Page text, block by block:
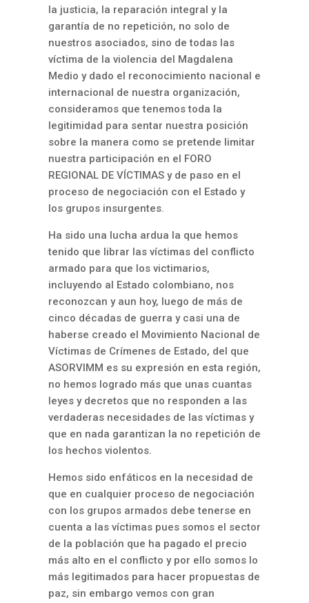
la justicia, la reparación integral y la
garantía de no repetición, no solo de
nuestros asociados, sino de todas las
víctima de la violencia del Magdalena
Medio y dado el reconocimiento nacional e
internacional de nuestra organización,
consideramos que tenemos toda la
legitimidad para sentar nuestra posición
sobre la manera como se pretende limitar
nuestra participación en el FORO
REGIONAL DE VÍCTIMAS y de paso en el
proceso de negociación con el Estado y
los grupos insurgentes.
Ha sido una lucha ardua la que hemos
tenido que librar las víctimas del conflicto
armado para que los victimarios,
incluyendo al Estado colombiano, nos
reconozcan y aun hoy, luego de más de
cinco décadas de guerra y casi una de
haberse creado el Movimiento Nacional de
Víctimas de Crímenes de Estado, del que
ASORVIMM es su expresión en esta región,
no hemos logrado más que unas cuantas
leyes y decretos que no responden a las
verdaderas necesidades de las víctimas y
que en nada garantizan la no repetición de
los hechos violentos.
Hemos sido enfáticos en la necesidad de
que en cualquier proceso de negociación
con los grupos armados debe tenerse en
cuenta a las víctimas pues somos el sector
de la población que ha pagado el precio
más alto en el conflicto y por ello somos lo
más legitimados para hacer propuestas de
paz, sin embargo vemos con gran